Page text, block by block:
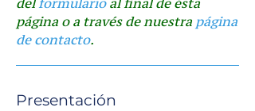
página o a través de nuestra página
de contacto.
Presentación